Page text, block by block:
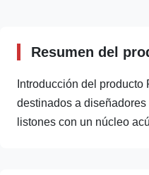
Resumen del
Introducción del
destinados a
listones con un núcleo